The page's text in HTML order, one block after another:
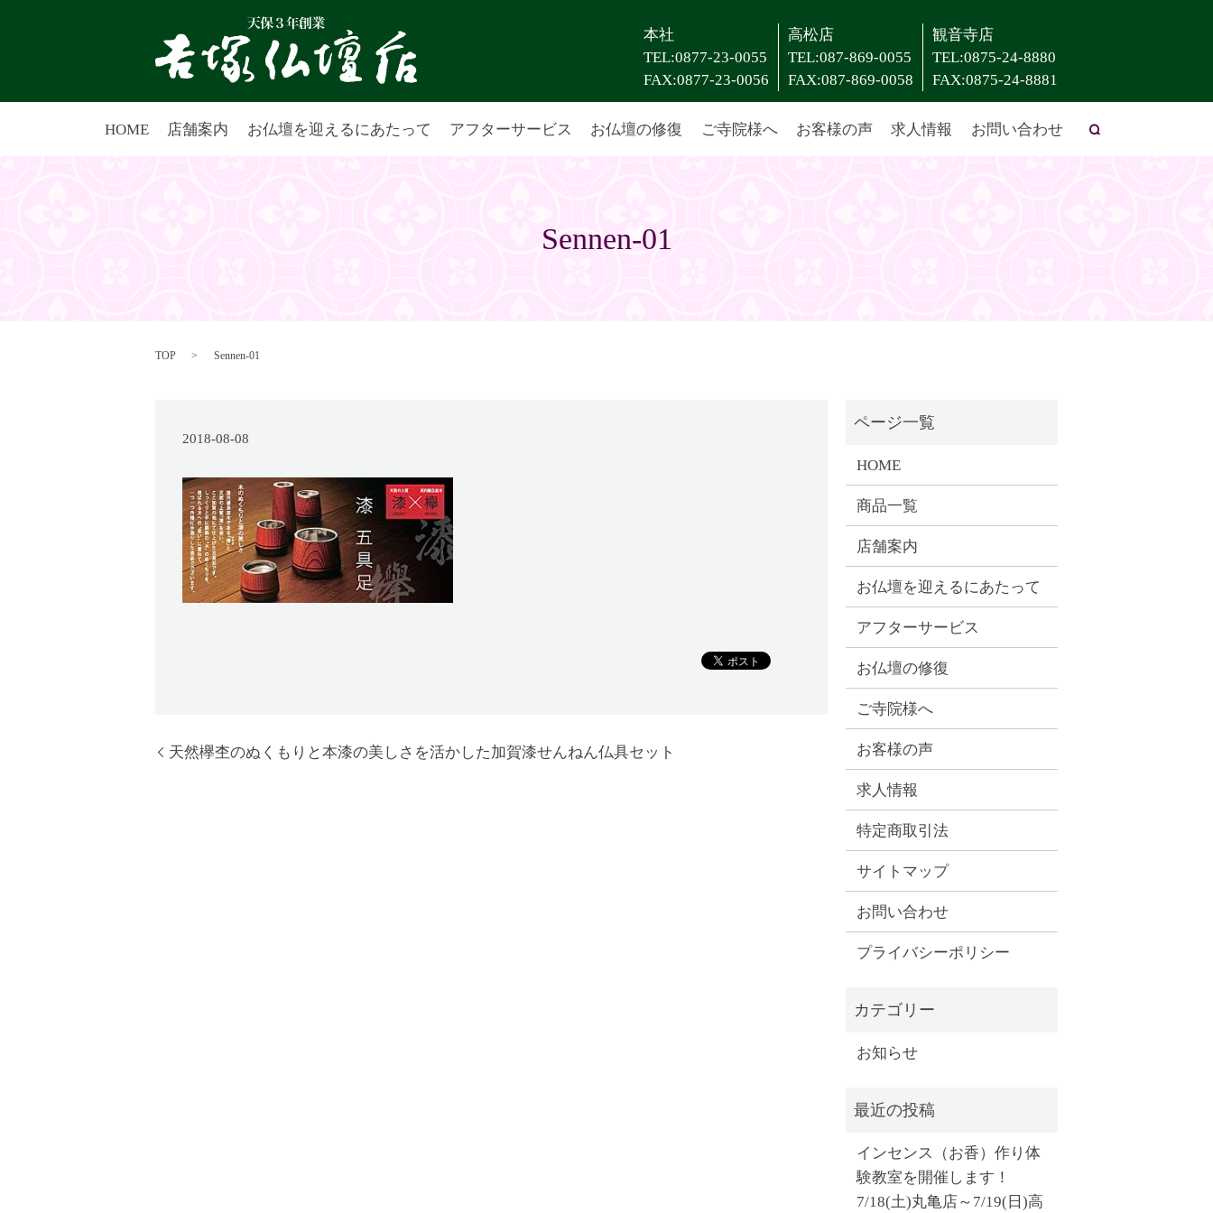
本社
TEL:0877-23-0055
FAX:0877-23-0056
高松店
TEL:087-869-0055
FAX:087-869-0058
観音寺店
TEL:0875-24-8880
FAX:0875-24-8881
HOME 店舗案内 お仏壇を迎えるにあたって アフターサービス お仏壇の修復 ご寺院様へ お客様の声 求人情報 お問い合わせ
Sennen-01
TOP Sennen-01
2018-08-08
天然欅杢のぬくもりと本漆の美しさを活かした加賀漆せんねん仏具セット
HOME
商品一覧
店舗案内
お仏壇を迎えるにあたって
アフターサービス
お仏壇の修復
ご寺院様へ
お客様の声
求人情報
特定商取引法
サイトマップ
お問い合わせ
プライバシーポリシー
お知らせ
インセンス（お香）作り体
験教室を開催します！
7/18(土)丸亀店～7/19(日)高